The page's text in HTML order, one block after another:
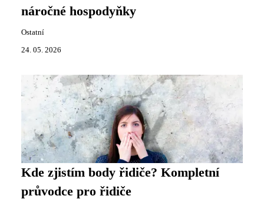
náročné hospodyňky
Ostatní
24. 05. 2026
Kde zjistím body řidiče? Kompletní
průvodce pro řidiče